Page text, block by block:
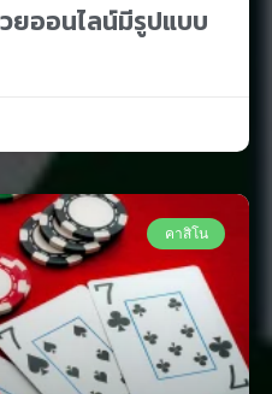
ยออนไลน์มีรูปแบบ
คาสิโน